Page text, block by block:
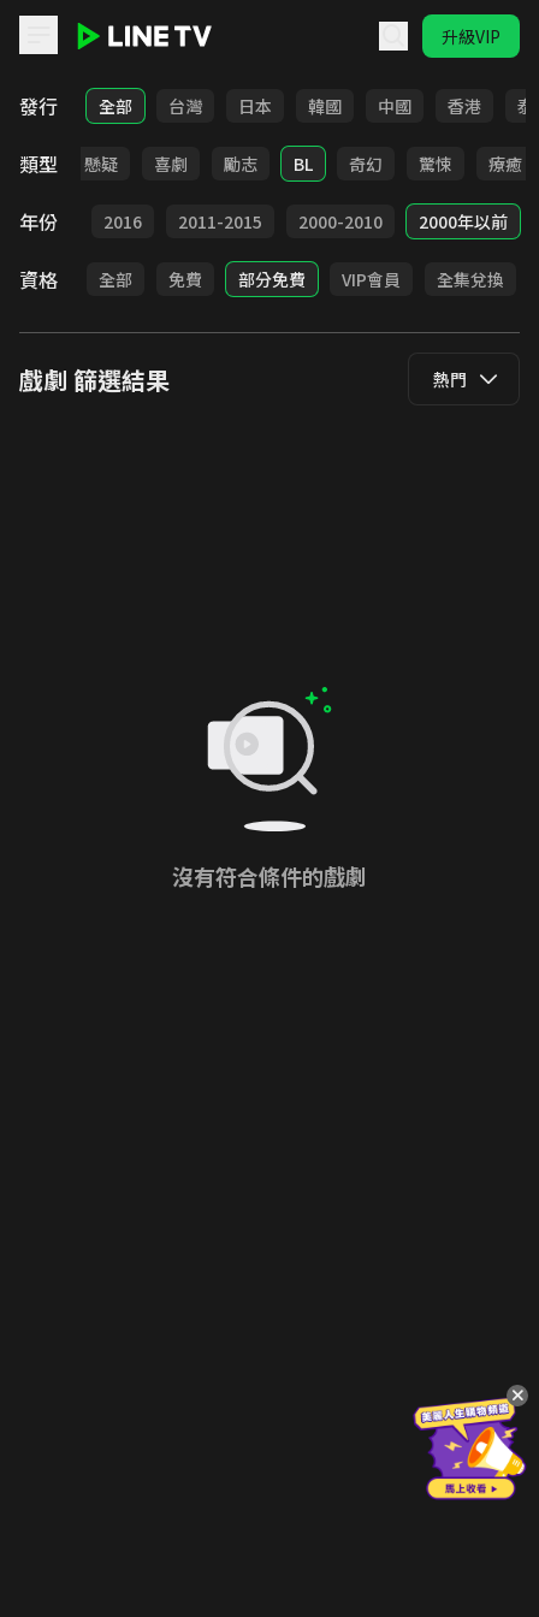
升級VIP
LINE TV - 戲劇
發行 全部 台灣 日本 韓國 中國 香港 泰
類型
甜寵 懸疑 喜劇 勵志 BL 奇幻 驚悚 療癒
年份
2017 2016 2011-2015 2000-2010 2000年以前
資格 全部 免費 部分免費 VIP會員 全集兌換
戲劇 篩選結果 熱門
沒有符合條件的戲劇